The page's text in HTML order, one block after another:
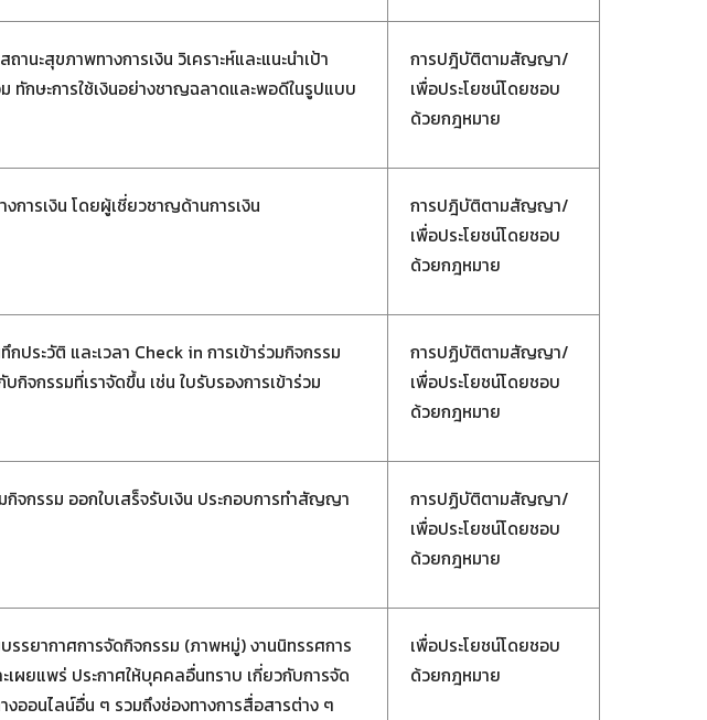
นะสุขภาพทางการเงิน วิเคราะห์และแนะนำเป้า
ทักษะการใช้เงินอย่างชาญฉลาดและพอดีในรูปแบบ
การปฎิบัติตามสัญญา/
เพื่อประโยชน์โดยชอบ
ด้วยกฎหมาย
การเงิน โดยผู้เชี่ยวชาญด้านการเงิน
การปฎิบัติตามสัญญา/
เพื่อประโยชน์โดยชอบ
ด้วยกฎหมาย
ระวัติ และเวลา Check in การเข้าร่วมกิจกรรม
จกรรมที่เราจัดขึ้น เช่น ใบรับรองการเข้าร่วม
การปฏิบัติตามสัญญา/
เพื่อประโยชน์โดยชอบ
ด้วยกฎหมาย
จกรรม ออกใบเสร็จรับเงิน ประกอบการทำสัญญา
การปฏิบัติตามสัญญา/
เพื่อประโยชน์โดยชอบ
ด้วยกฎหมาย
รยากาศการจัดกิจกรรม (ภาพหมู่) งานนิทรรศการ
เผยแพร่ ประกาศให้บุคคลอื่นทราบ เกี่ยวกับการจัด
ออนไลน์อื่น ๆ รวมถึงช่องทางการสื่อสารต่าง ๆ
เพื่อประโยชน์โดยชอบ
ด้วยกฎหมาย